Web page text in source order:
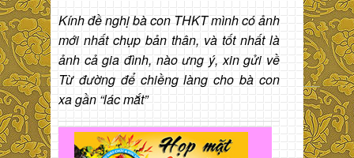
Kính đề nghị bà con THKT mình có ảnh
mới nhất chụp bản thân, và tốt nhất là
ảnh cả gia đình, nào ưng ý, xin gửi về
Từ đường để chiềng làng cho bà con
xa gần “lác mắt”